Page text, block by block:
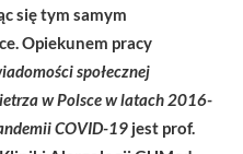
się tym samym
Opiekunem pracy
społecznej
w Polsce w latach 2016-
COVID-19 jest prof.